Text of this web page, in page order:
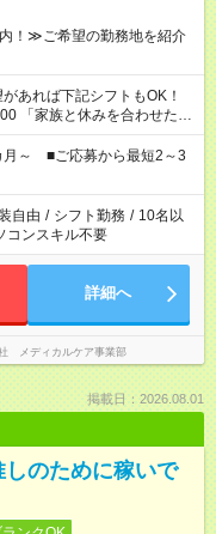
！≫ご希望の勤務地を紹介
た
たい」 「できれば残業はし
。 ※Wワーク希望
務時間と、もう1つのお仕事
る場合は応募できません。
月～ ■ご応募から最短2～3
自由 / シフト勤務 / 10名以
コンスキル不要
詳細へ
メディカルケア事業部
掲載日：2026.08.01
しのために稼いで